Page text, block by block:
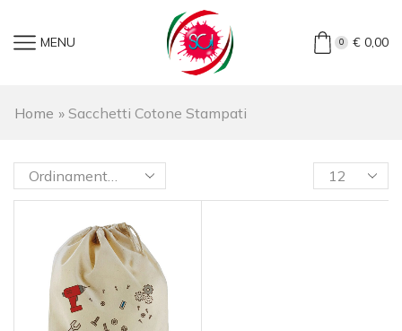
MENU 0 €0,00
Home » Sacchetti Cotone Stampati